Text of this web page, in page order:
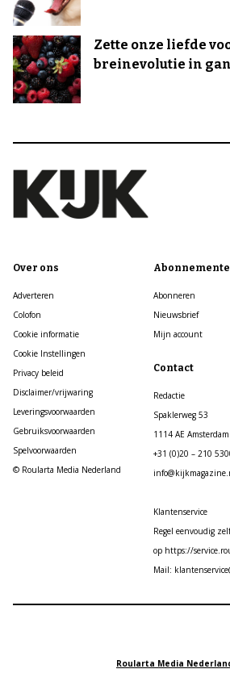
Zette onze liefde
breinevolutie in
Over ons
Adverteren
Colofon
Cookie informatie
Cookie Instellingen
Privacy beleid
Disclaimer/vrijwaring
Leveringsvoorwaarden
Gebruiksvoorwaarden
Spelvoorwaarden
© Roularta Media Nederland
Abonneren
Nieuwsbrief
Mijn account
Contact
Redactie
Spaklerweg 53
1114 AE Amsterdam
+31 (0)20 – 210
Klantenservice
Regel eenvoudig
op https://
Mail:
Roularta Media